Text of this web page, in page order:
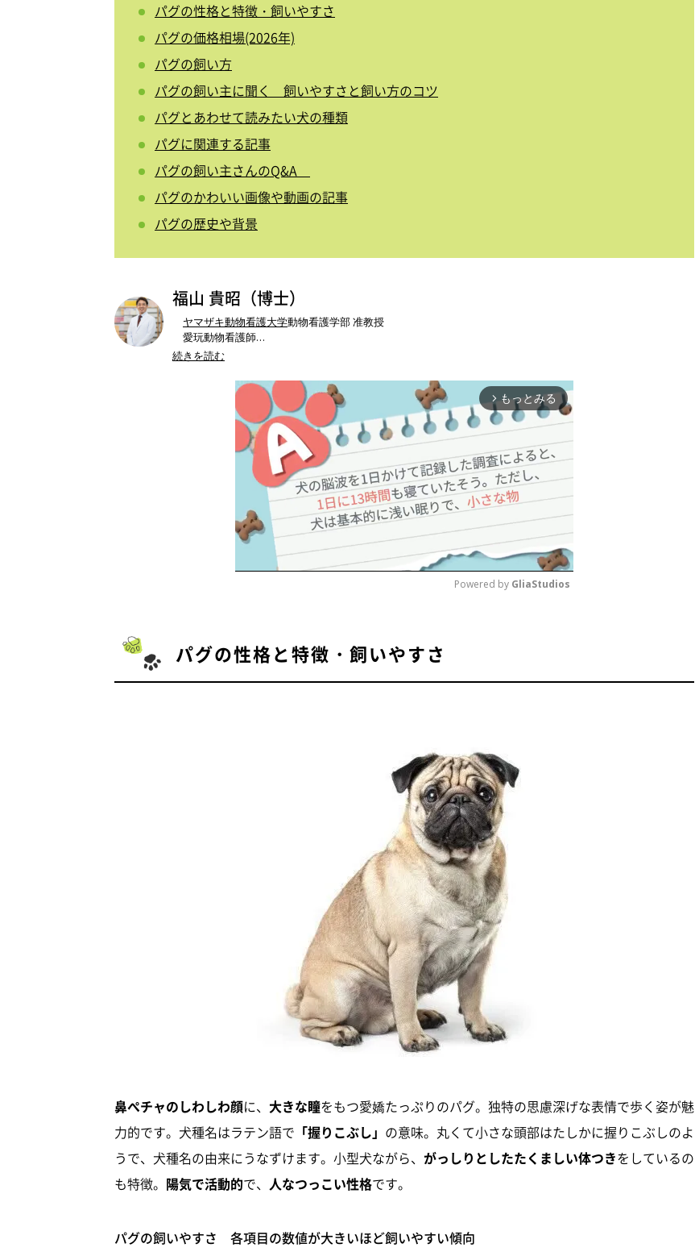
パグの性格と特徴・飼いやすさ
パグの価格相場(2026年)
パグの飼い方
パグの飼い主に聞く 飼いやすさと飼い方のコツ
パグとあわせて読みたい犬の種類
パグに関連する記事
パグの飼い主さんのQ&A
パグのかわいい画像や動画の記事
パグの歴史や背景
福山 貴昭（博士）
ヤマザキ動物看護大学動物看護学部 准教授
愛玩動物看護師
ドッググルーミングスペシャリスト
『トリマーのためのベーシック・テクニック』緑書房
『明るい老犬生活―今日からできる頑張りすぎ
ない12のこと』文一総合出版
続きを読む
arrow_forward_ios もっとみる
Powered by GliaStudios
パグの性格と特徴・飼いやすさ
鼻ぺチャのしわしわ顔に、 大きな瞳をもつ愛嬌たっぷりのパグ。独特の思慮深げな表情で歩く姿が魅
力的です。犬種名はラテン語で 「握りこぶし」 の意味。丸くて小さな頭部はたしかに握りこぶしのよ
うで、犬種名の由来にうなずけます。小型犬ながら、 がっしりとしたたくましい体つきをしているの
も特徴。 陽気で活動的で、 人なつっこい性格です。
パグの飼いやすさ 各項目の数値が大きいほど飼いやすい傾向